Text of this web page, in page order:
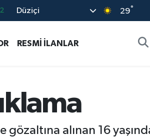
Düziçi 29°
RESMİ İLANLAR
alınan 16